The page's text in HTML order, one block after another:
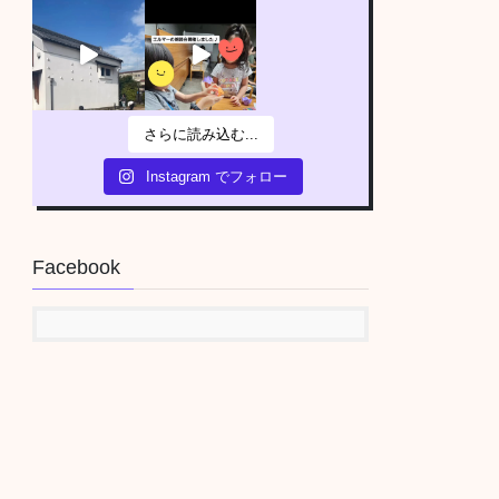
さらに読み込む...
Instagram でフォロー
Facebook